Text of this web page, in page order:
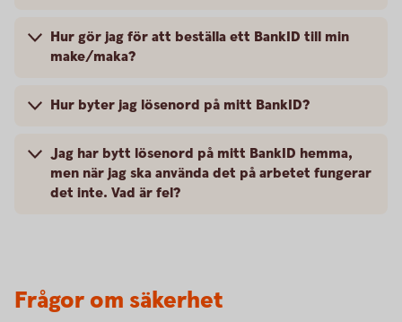
Hur gör jag för att beställa ett BankID till min
make/maka?
Hur byter jag lösenord på mitt BankID?
Jag har bytt lösenord på mitt BankID hemma,
men när jag ska använda det på arbetet fungerar
det inte. Vad är fel?
Frågor om säkerhet